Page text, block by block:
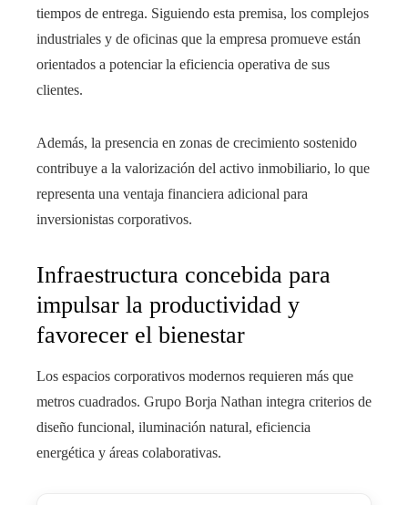
tiempos de entrega. Siguiendo esta premisa, los complejos
industriales y de oficinas que la empresa promueve están
orientados a potenciar la eficiencia operativa de sus
clientes.
Además, la presencia en zonas de crecimiento sostenido
contribuye a la valorización del activo inmobiliario, lo que
representa una ventaja financiera adicional para
inversionistas corporativos.
Infraestructura concebida para
impulsar la productividad y
favorecer el bienestar
Los espacios corporativos modernos requieren más que
metros cuadrados. Grupo Borja Nathan integra criterios de
diseño funcional, iluminación natural, eficiencia
energética y áreas colaborativas.